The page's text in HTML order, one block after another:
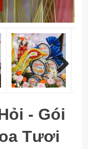
Next
- Gói
Tươi